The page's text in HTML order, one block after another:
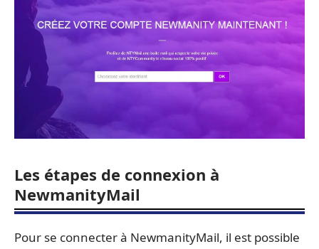
Les étapes de connexion à
NewmanityMail
Pour se connecter à NewmanityMail, il est possible